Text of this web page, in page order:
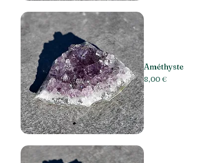
Améthyste
Prix
8,00 €